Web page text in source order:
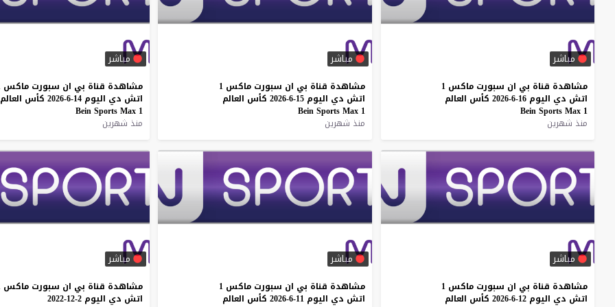
مباشر
مشاهدة قناة بي ان سبورت ماكس 1
اتش دي اليوم 16-6-2026 كأس العالم
BeinSportsMax 1
منذ شهرين
مباشر
مشاهدة قناة بي ان سبورت ماكس 1
اتش دي اليوم 15-6-2026 كأس العالم
BeinSportsMax 1
منذ شهرين
مباشر
مشاهدة قناة بي ان سبورت ماكس
اتش دي اليوم 14-6-2026 كأس العالم
BeinSportsMax 1
منذ شهرين
مباشر
مشاهدة قناة بي ان سبورت ماكس 1
اتش دي اليوم 12-6-2026 كأس العالم
مباشر
مشاهدة قناة بي ان سبورت ماكس 1
اتش دي اليوم 11-6-2026 كأس العالم
مباشر
مشاهدة قناة بي ان سبورت ماكس
اتش دي اليوم 2-12-2022